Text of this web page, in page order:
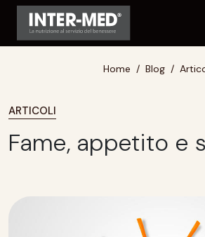
Home Blog
ARTICOLI
Fame, appetito e